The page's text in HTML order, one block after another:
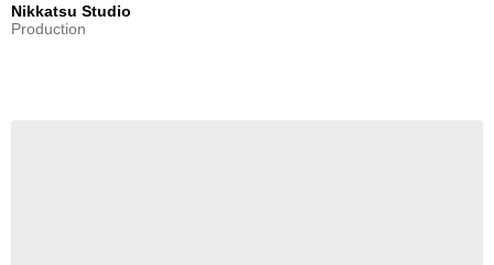
Nikkatsu Studio
Production